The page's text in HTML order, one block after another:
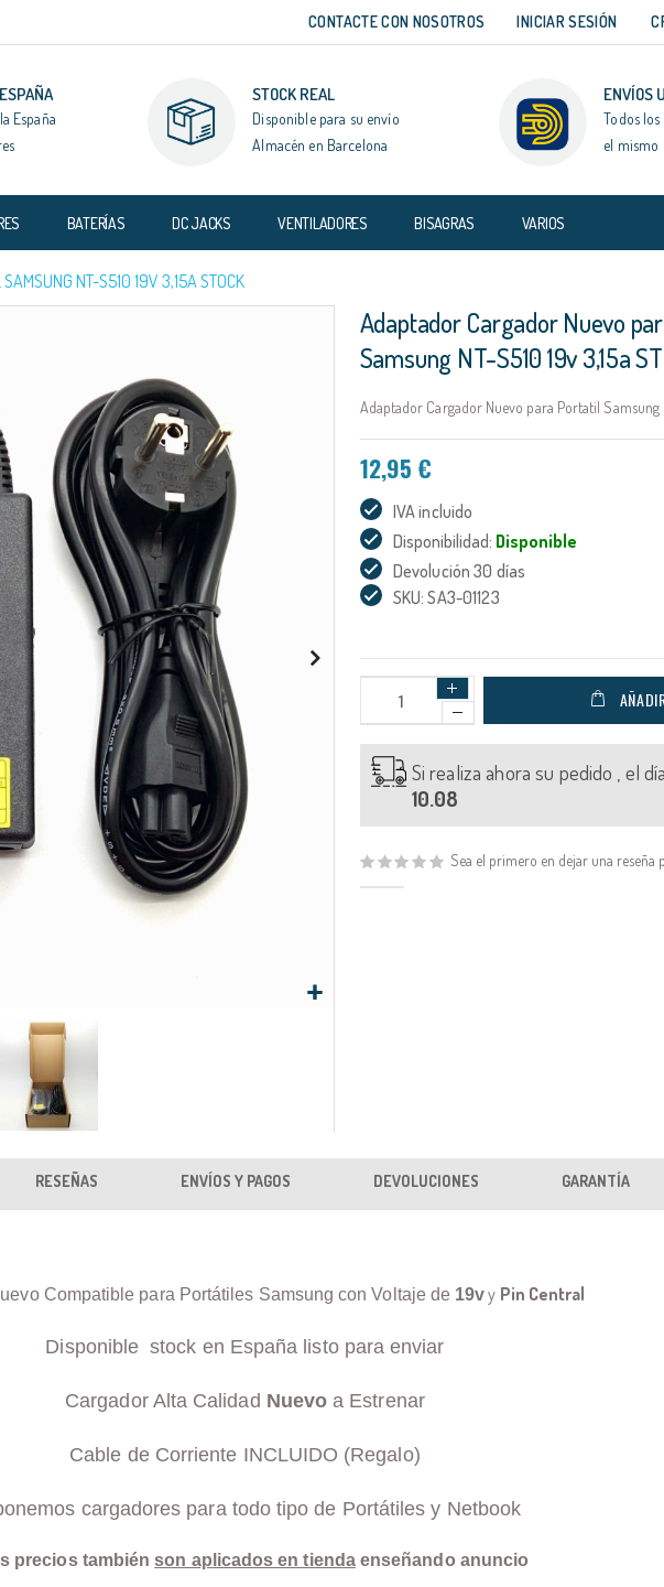
CONTACTE CON NOSOTROS INICIAR SESIÓN
España
STOCK REAL
Disponible para su envío
Almacén en Barcelona
ENVÍOS
Todos
el mismo
BATERÍAS DC JACKS VENTILADORES BISAGRAS VARIOS
NT-S510 19V 3,15A STOCK
Adaptador Cargador Nuevo
Samsung NT-S510 19v 3,15a
Adaptador Cargador Nuevo para Portatil Samsung
12,95 €
IVA incluido
Disponibilidad: Disponible
Devolución 30 días
SKU: SA3-01123
Si realiza ahora su pedido , el
10.08
Sea el primero en dejar una reseña
Compatible para Portátiles Samsung con Voltaje de 19v y Pin Central
Disponible stock en España listo para enviar
Cargador Alta Calidad Nuevo a Estrenar
Cable de Corriente INCLUIDO (Regalo)
cargadores para todo tipo de Portátiles y Netbook
precios también son aplicados en tienda enseñando anuncio
RESEÑAS ENVÍOS Y PAGOS DEVOLUCIONES GARANTÍA